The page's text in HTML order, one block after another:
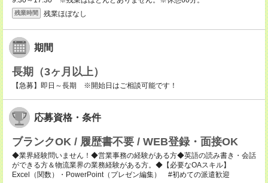
残業時間 残業ほぼなし
期間
長期（3ヶ月以上）
【急募】即日～長期 ※開始日はご相談可能です！
応募資格・条件
ブランクOK / 履歴書不要 / WEB登録・面接OK
◆業界経験問いません！◆営業事務の経験がある方◆英語の読み書き・会話
ができる方＆物流業界の業務経験がある方。◆【必要なOAスキル】
Excel（関数）・PowerPoint（プレゼン編集） #初めての派遣歓迎